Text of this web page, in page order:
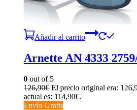
Añadir al carrito
Arnette AN 4333
0 out of 5
126,90€ El precio original era:
actual es: 114,90€.
Envío Gratis